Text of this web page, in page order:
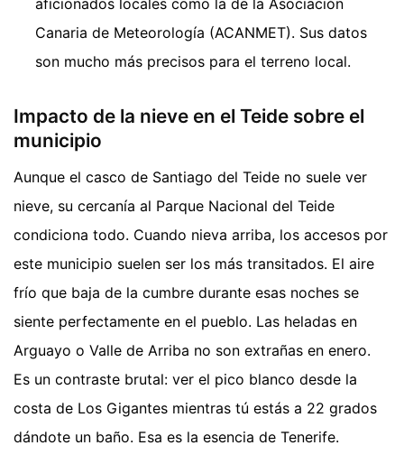
Canaria de Meteorología (ACANMET). Sus datos
son mucho más precisos para el terreno local.
Impacto de la nieve en el Teide sobre el
municipio
Aunque el casco de Santiago del Teide no suele ver
nieve, su cercanía al Parque Nacional del Teide
condiciona todo. Cuando nieva arriba, los accesos por
este municipio suelen ser los más transitados. El aire
frío que baja de la cumbre durante esas noches se
siente perfectamente en el pueblo. Las heladas en
Arguayo o Valle de Arriba no son extrañas en enero.
Es un contraste brutal: ver el pico blanco desde la
costa de Los Gigantes mientras tú estás a 22 grados
dándote un baño. Esa es la esencia de Tenerife.